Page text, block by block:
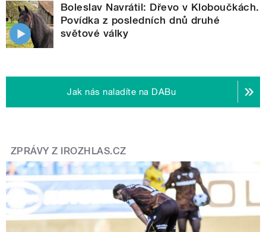
Boleslav Navrátil: Dřevo v Kloboučkách.
Povídka z posledních dnů druhé
světové války
Jak nás naladíte na DABu
ZPRÁVY Z IROZHLAS.CZ